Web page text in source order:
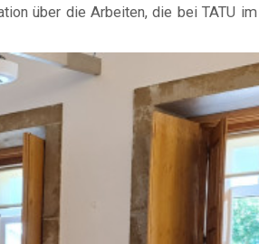
über die Arbeiten, die bei TATU